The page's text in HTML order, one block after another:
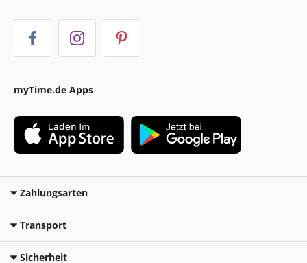
myTime.de Apps
Zahlungsarten
Transport
Sicherheit